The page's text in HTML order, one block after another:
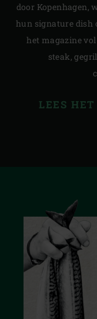
door Kopenhagen,
hun signature dish
het magazine
steak,
LEES